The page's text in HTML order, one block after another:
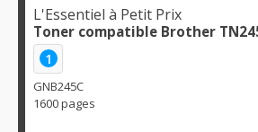
L'Essentiel à Petit Prix
Toner compatible Brother
1
GNB245C
1600 pages